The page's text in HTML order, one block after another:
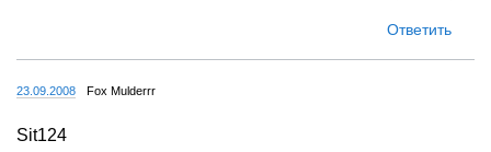
Ответить
23.09.2008 Fox Mulderrr
Sit124